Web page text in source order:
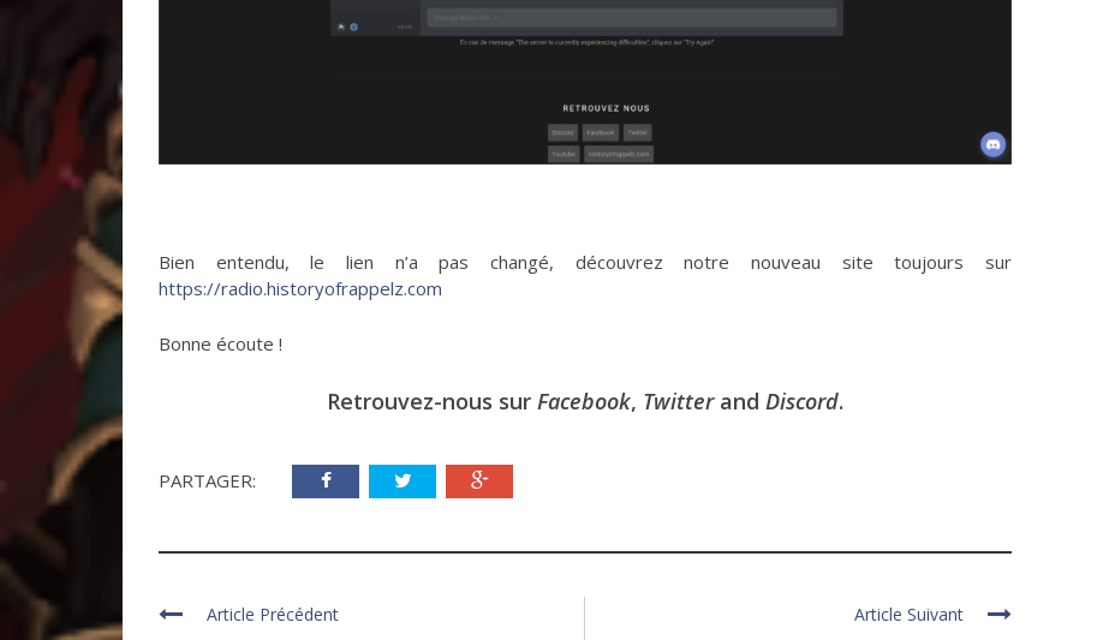
Bien entendu, le lien n’a pas changé, découvrez notre nouveau site toujours sur
https://radio.historyofrappelz.com
Bonne écoute !
Retrouvez-nous sur Facebook, Twitterand Discord.
PARTAGER:
Article Précédent Article Suivant